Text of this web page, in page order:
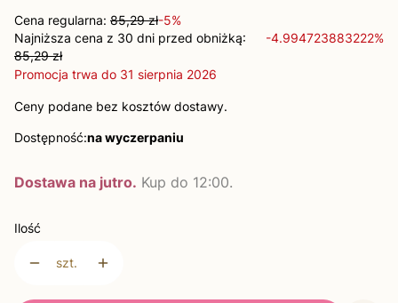
Cena regularna: 85,29 zł-5%
Najniższa cena z 30 dni przed obniżką:
85,29 zł
-4.994723883222%
Promocja trwa do 31 sierpnia 2026
Ceny podane bez kosztów dostawy.
Dostępność:na wyczerpaniu
Dostawa na jutro. Kup do 12:00.
Ilość
szt.